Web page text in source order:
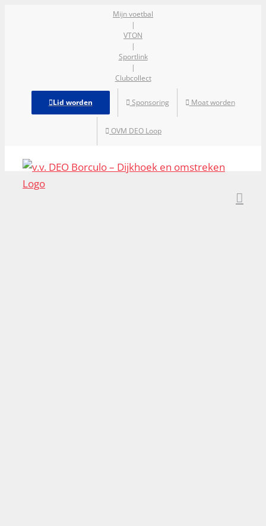
Mijn voetbal
|
VTON
|
Sportlink
|
Clubcollect
Lid worden Sponsoring Moat worden
OVM DEO Loop